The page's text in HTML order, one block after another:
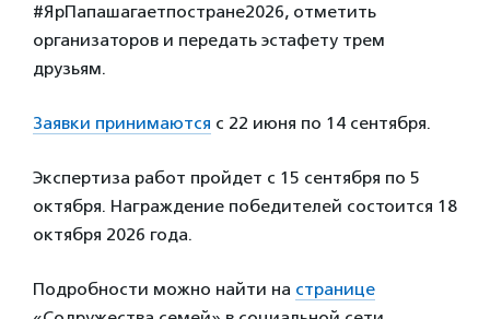
#ЯрПапашагаетпостране2026, отметить
организаторов и передать эстафету трем
друзьям.
Заявки принимаются с 22 июня по 14 сентября.
Экспертиза работ пройдет с 15 сентября по 5
октября. Награждение победителей состоится 18
октября 2026 года.
Подробности можно найти на странице